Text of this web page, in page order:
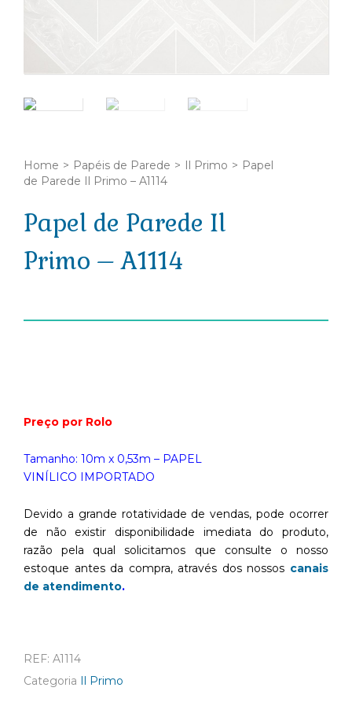
Home > Papéis de Parede > Il Primo > Papel
de Parede Il Primo – A1114
Papel de Parede Il
Primo – A1114
Preço por Rolo
Tamanho: 10m x 0,53m – PAPEL
VINÍLICO IMPORTADO
Devido a grande rotatividade de vendas, pode ocorrer
de não existir disponibilidade imediata do produto,
razão pela qual solicitamos que consulte o nosso
estoque antes da compra, através dos nossos canais
de atendimento.
REF: A1114
Categoria Il Primo